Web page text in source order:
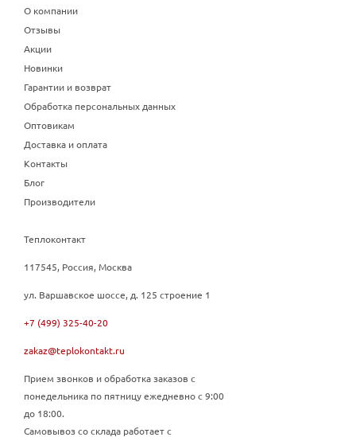
О компании
Отзывы
Акции
Новинки
Гарантии и возврат
Обработка персональных данных
Оптовикам
Доставка и оплата
Контакты
Блог
Производители
Теплоконтакт
117545, Россия, Москва
ул. Варшавское шоссе, д. 125 строение 1
+7 (499) 325-40-20
zakaz@teplokontakt.ru
Прием звонков и обработка заказов с
понедельника по пятницу ежедневно с 9:00
до 18:00.
Самовывоз со склада работает с